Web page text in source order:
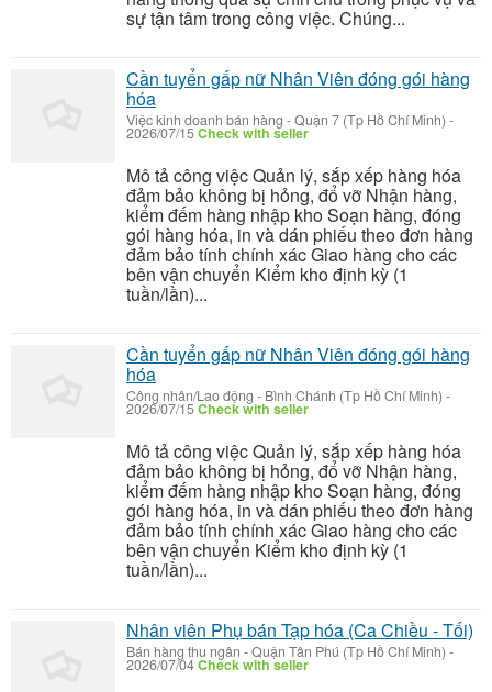
sự tận tâm trong công việc. Chúng...
Cần tuyển gấp nữ Nhân Viên đóng gói hàng
hóa
Việc kinh doanh bán hàng -Quận 7 (Tp Hồ Chí Minh) -
2026/07/15Check with seller
Mô tả công việc Quản lý, sắp xếp hàng hóa
đảm bảo không bị hỏng, đổ vỡ Nhận hàng,
kiểm đếm hàng nhập kho Soạn hàng, đóng
gói hàng hóa, in và dán phiếu theo đơn hàng
đảm bảo tính chính xác Giao hàng cho các
bên vận chuyển Kiểm kho định kỳ (1
tuần/lần)...
Cần tuyển gấp nữ Nhân Viên đóng gói hàng
hóa
Công nhân/Lao động - Bình Chánh (Tp Hồ Chí Minh) -
2026/07/15Check with seller
Mô tả công việc Quản lý, sắp xếp hàng hóa
đảm bảo không bị hỏng, đổ vỡ Nhận hàng,
kiểm đếm hàng nhập kho Soạn hàng, đóng
gói hàng hóa, in và dán phiếu theo đơn hàng
đảm bảo tính chính xác Giao hàng cho các
bên vận chuyển Kiểm kho định kỳ (1
tuần/lần)...
Nhân viên Phụ bán Tạp hóa (Ca Chiều - Tối)
Bán hàng thu ngân -Quận Tân Phú (Tp Hồ Chí Minh) -
2026/07/04Check with seller